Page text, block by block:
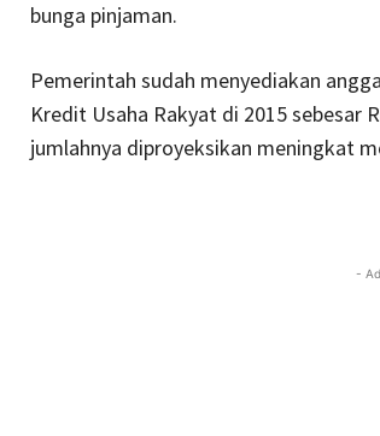
bunga pinjaman.
Pemerintah sudah menyediakan
Kredit Usaha Rakyat di 2015 sebesar
jumlahnya diproyeksikan meningkat
-